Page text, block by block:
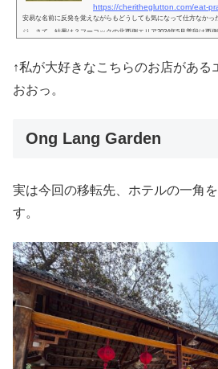
https://cheritheglutton.com/eat-
安易な名前に反発を覚えながらもどうしても気になって仕方なか
ジ。さて、結果は？フーコックの北西側エリア2024年5月普段は西
「街」と言うには観光客が少なすぎて、人出のない時期は開いてる
ない様子。開けたって経費かか...
↑私が大好きなこちらのお店がある
おおっ。
Ong Lang Garden
実は今回の移転先、ホテルの一角
す。